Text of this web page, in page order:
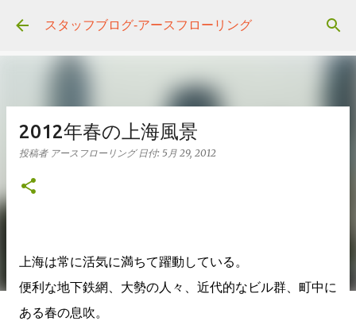
スキップしてメイン コンテンツに移動
スタッフブログ‐アースフローリング
2012年春の上海風景
投稿者 アースフローリング 日付: 5月 29, 2012
上海は常に活気に満ちて躍動している。
便利な地下鉄網、大勢の人々、近代的なビル群、町中に
ある春の息吹。